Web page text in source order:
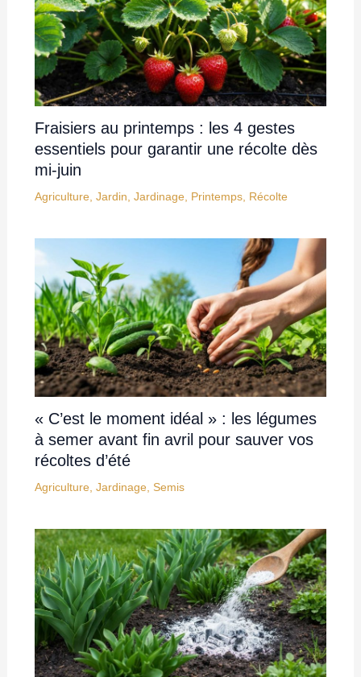
Fraisiers au printemps : les 4 gestes
essentiels pour garantir une récolte dès
mi-juin
Agriculture Jardin Jardinage Printemps, Récolte
« C’est le moment idéal » : les légumes
à semer avant fin avril pour sauver vos
récoltes d’été
Agriculture, Jardinage, Semis